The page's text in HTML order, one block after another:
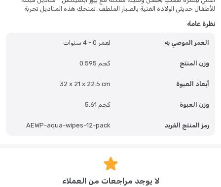
للأطفال حديثي الولادة الغنية بالصبار الملطف. تمنحكِ هذه المناديل تجربة
للحفاض. لن تقلقي بعد اليوم من تحسس البشرة، فـ مناديل بيور اليمنتس
تتعدد استخدامات مناديل بيور اليمنتس للاطفال؛ فهي ليست للحفاضات فقط،
الوجبات. وبما أن الكثير من مناديل مبللة للاطفال تحتوي على مواد كيميائية
قاسية قد تسبب الطفح الجلدي، فقد استبعدت بيور ايلمينتس الكحول والبارابين
هذه المناديل مصنوعة من نسيج نباتي ناعم وقوي بما يكفي للتعامل مع الفوضى
ستوفرين الوقت والمال وتضمنين بقاء طفلكِ نظيفاً ومنتعشاً دائماً.
س: هل مناديل بيور ايلمينتس المائية آمنة للأطفال المصابين بالإكزيما؟
للحساسية ولطيفة جداً على البشرة المعرضة للإكزيما.
نظرة عامة
العمر الموصي به لعمر 0 - 4 سنوات
وزن المنتج 0.595 كجم
أبعاد العبوة 32 x 21 x 22.5 cm
وزن العبوة 5.61 كجم
رمز المنتج الفريد AEWP-aqua-wipes-12-pack
لا يوجد مراجعات من العملاء